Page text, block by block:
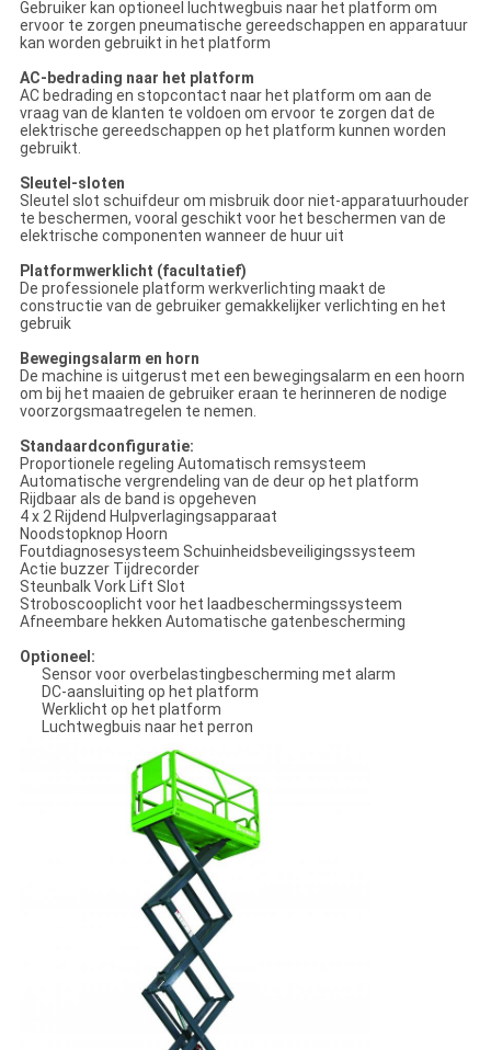
Gebruiker kan optioneel luchtwegbuis naar het platform om
ervoor te zorgen pneumatische gereedschappen en apparatuur
kan worden gebruikt in het platform
AC-bedrading naar het platform
AC bedrading en stopcontact naar het platform om aan de
vraag van de klanten te voldoen om ervoor te zorgen dat de
elektrische gereedschappen op het platform kunnen worden
gebruikt.
Sleutel-sloten
Sleutel slot schuifdeur om misbruik door niet-apparatuurhouder
te beschermen, vooral geschikt voor het beschermen van de
elektrische componenten wanneer de huur uit
Platformwerklicht (facultatief)
De professionele platform werkverlichting maakt de
constructie van de gebruiker gemakkelijker verlichting en het
gebruik
Bewegingsalarm en horn
De machine is uitgerust met een bewegingsalarm en een hoorn
om bij het maaien de gebruiker eraan te herinneren de nodige
voorzorgsmaatregelen te nemen.
Standaardconfiguratie:
Proportionele regeling Automatisch remsysteem
Automatische vergrendeling van de deur op het platform
Rijdbaar als de band is opgeheven
4 x 2 Rijdend Hulpverlagingsapparaat
Noodstopknop Hoorn
Foutdiagnosesysteem Schuinheidsbeveiligingssysteem
Actie buzzer Tijdrecorder
Steunbalk Vork Lift Slot
Stroboscooplicht voor het laadbeschermingssysteem
Afneembare hekken Automatische gatenbescherming
Optioneel:
Sensor voor overbelastingbescherming met alarm
DC-aansluiting op het platform
Werklicht op het platform
Luchtwegbuis naar het perron